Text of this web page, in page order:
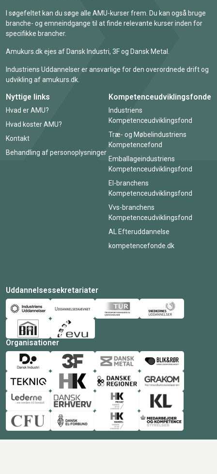
I søgefeltet kan du søge alle AMU-kurser frem. Du kan også bruge
branche- og emneindgange til at finde relevante kurser inden for
specifikke brancher.
Amukurs.dk ejes af Dansk Industri, 3F og Dansk Metal.
Industriens Uddannelser er ansvarlige for den overordnede drift og
udvikling af amukurs.dk.
Nyttige links
Hvad er AMU?
Hvad koster AMU?
Kontakt
Behandling af personoplysninger
Kompetenceudviklingsfonde
Industriens
Kompetenceudviklingsfond
Træ- og Møbelindustriens
Kompetencefond
Emballageindustriens
Kompetenceudviklingsfond
El-branchens
Kompetenceudviklingsfond
Vvs-branchens
Kompetenceudviklingsfond
AL Efteruddannelse
kompetencefonde.dk
Uddannelsessekretariater
Organisationer